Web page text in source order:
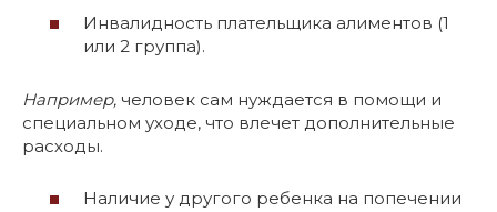
Инвалидность плательщика алиментов (1
или 2 группа).
Например, человек сам нуждается в помощи и
специальном уходе, что влечет дополнительные
расходы.
Наличие у другого ребенка на попечении